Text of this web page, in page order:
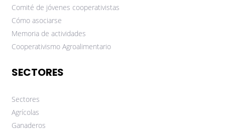
Comité de jóvenes cooperativistas
Cómo asociarse
Memoria de actividades
Cooperativismo Agroalimentario
SECTORES
Sectores
Agrícolas
Ganaderos